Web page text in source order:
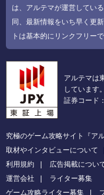
は、アルテマが運営してい
同、最新情報をいち早く更
トは基本的にリンクフリーで
アルテマは
しています。
証券コード
究極のゲーム攻略サイト『アル
取材やインタビューについて
利用規約
広告掲載につい
運営会社
ライター募集
ゲーム攻略ライター募集